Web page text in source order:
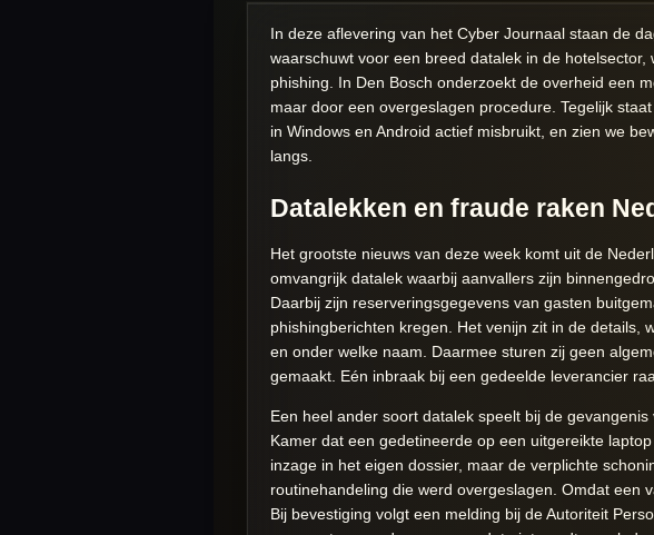
In deze aflevering van het Cyber Journaal staan de
waarschuwt voor een breed datalek in de
phishing. In Den Bosch onderzoekt de overheid een
maar door een overgeslagen procedure. Tegelijk
in Windows en Android actief misbruikt, en zien we
langs.
Datalekken en fraude raken
Het grootste nieuws van deze week komt uit de
omvangrijk datalek waarbij aanvallers zijn
Daarbij zijn reserveringsgegevens van gasten
phishingberichten kregen. Het venijn zit in de details,
en onder welke naam. Daarmee sturen zij geen
gemaakt. Eén inbraak bij een gedeelde leverancier
Een heel ander soort datalek speelt bij de
Kamer dat een gedetineerde op een uitgereikte
inzage in het eigen dossier, maar de verplichte
routinehandeling die werd overgeslagen. Omdat een
Bij bevestiging volgt een melding bij de Autoriteit